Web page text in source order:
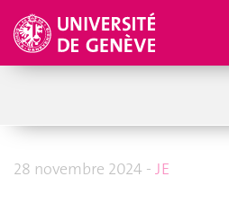
28 novembre 2024 - JE